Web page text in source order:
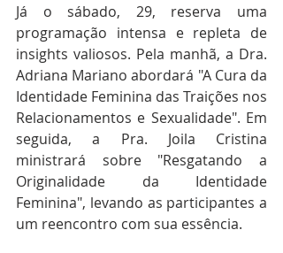
Já o sábado, 29, reserva uma
programação intensa e repleta de
insights valiosos. Pela manhã, a Dra.
Adriana Mariano abordará "A Cura da
Identidade Feminina das Traições nos
Relacionamentos e Sexualidade". Em
seguida, a Pra. Joila Cristina
ministrará sobre "Resgatando a
Originalidade da Identidade
Feminina", levando as participantes a
um reencontro com sua essência.